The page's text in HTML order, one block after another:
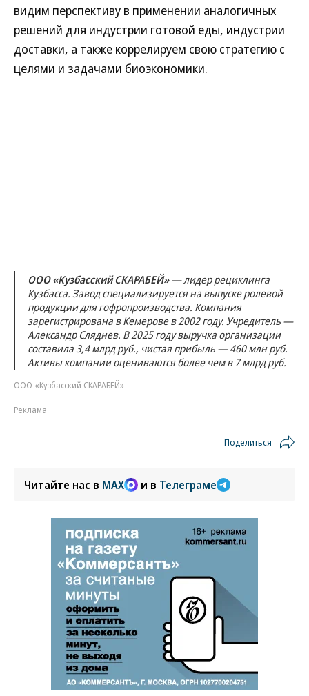
видим перспективу в применении аналогичных
решений для индустрии готовой еды, индустрии
доставки, а также коррелируем свою стратегию с
целями и задачами биоэкономики.
ООО «Кузбасский СКАРАБЕЙ»— лидер рециклинга
Кузбасса. Завод специализируется на выпуске ролевой
продукции для гофропроизводства. Компания
зарегистрирована в Кемерове в 2002 году. Учредитель —
Александр Сляднев. В 2025 году выручка организации
составила 3,4 млрд руб., чистая прибыль — 460 млн руб.
Активы компании оцениваются более чем в 7 млрд руб.
ООО «Кузбасский СКАРАБЕЙ»
Реклама
Поделиться
Читайте нас в MAX и в Телеграме